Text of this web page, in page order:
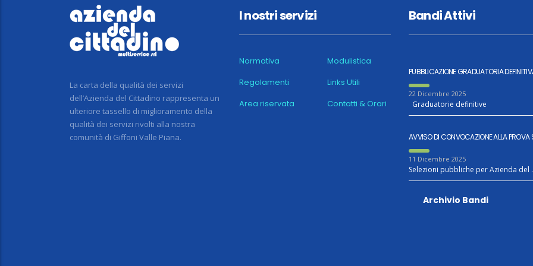
La carta della qualità dei servizi
dell’Azienda del Cittadino rappresenta un
ulteriore tassello di miglioramento della
qualità dei servizi rivolti alla nostra
comunità di Giffoni Valle Piana.
I nostri servizi
Normativa
Modulistica
Regolamenti
Links Utili
Area riservata
Contatti & Orari
Bandi Attivi
PUBBLICAZIONE GRADUATORIA
22 Dicembre 2025
Graduatorie definitive
AVVISO DI CONVOCAZIONE ALLA PROVA
11 Dicembre 2025
Selezioni pubbliche per Azienda del
Archivio Bandi